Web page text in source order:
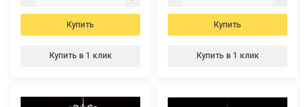
Купить
Купить в 1 клик
Купить
Купить в 1 клик